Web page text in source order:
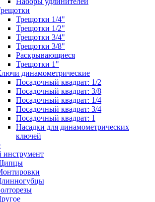
Трещотки 1/4"
Трещотки 1/2"
Трещотки 3/4"
Трещотки 3/8"
Раскрывающиеся
Трещотки 1"
динамометрические
Посадочный квадрат: 1/2
Посадочный квадрат: 3/8
Посадочный квадрат: 1/4
Посадочный квадрат: 3/4
Посадочный квадрат: 1
Насадки для динамометрических
ключей
инструмент